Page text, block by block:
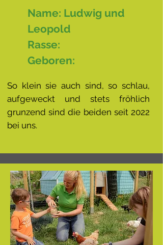
Name: Ludwig und
Leopold
Rasse:
Geboren:
So klein sie auch sind, so schlau,
aufgeweckt und stets fröhlich
grunzend sind die beiden seit 2022
bei uns. ​
FRIDA